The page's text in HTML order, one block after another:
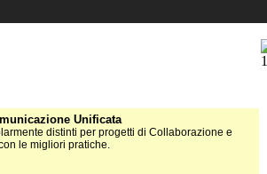
Unificata
distinti per progetti di Collaborazione e
le migliori pratiche.